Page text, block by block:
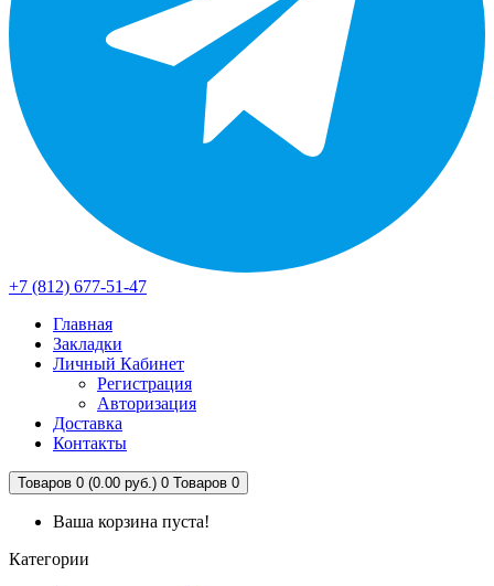
+7 (812) 677-51-47
Главная
Закладки
Личный Кабинет
Регистрация
Авторизация
Доставка
Контакты
Товаров 0 (0.00 руб.) 0 Товаров 0
Ваша корзина пуста!
Категории